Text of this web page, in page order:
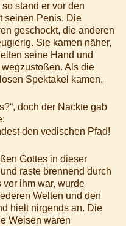
stand er vor den
seinen Penis. Die
geschockt, die anderen
Sie kamen näher,
seine Hand und
Als die
Spektakel kamen,
doch der Nackte gab
den vedischen Pfad!
Gottes in dieser
raste brennend durch
ihm war, wurde
Welten und den
hielt nirgends an. Die
Weisen waren